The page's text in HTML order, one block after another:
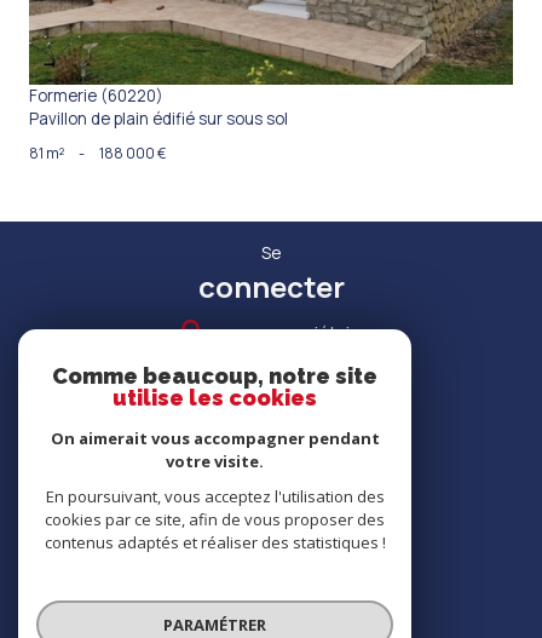
Formerie (60220)
Pavillon de plain édifié sur sous sol
81 m² - 188 000 €
Se
connecter
espace propriétaire
Nous
Comme beaucoup, notre site
utilise les cookies
On aimerait vous accompagner pendant
votre visite.
En poursuivant, vous acceptez l'utilisation des
cookies par ce site, afin de vous proposer des
contenus adaptés et réaliser des statistiques !
PARAMÉTRER